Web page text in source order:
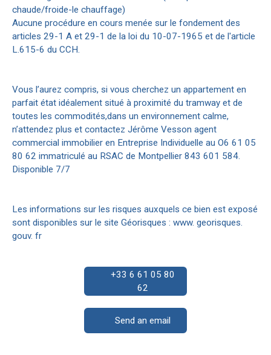
chaude/froide-le chauffage)
Aucune procédure en cours menée sur le fondement des
articles 29-1 A et 29-1 de la loi du 10-07-1965 et de l'article
L.615-6 du CCH.
Vous l’aurez compris, si vous cherchez un appartement en
parfait état idéalement situé à proximité du tramway et de
toutes les commodités,dans un environnement calme,
n’attendez plus et contactez Jérôme Vesson agent
commercial immobilier en Entreprise Individuelle au O6 61 05
80 62 immatriculé au RSAC de Montpellier 843 601 584.
Disponible 7/7
Les informations sur les risques auxquels ce bien est exposé
sont disponibles sur le site Géorisques : www. georisques.
gouv. fr
+33 6 61 05 80
62
Send an email